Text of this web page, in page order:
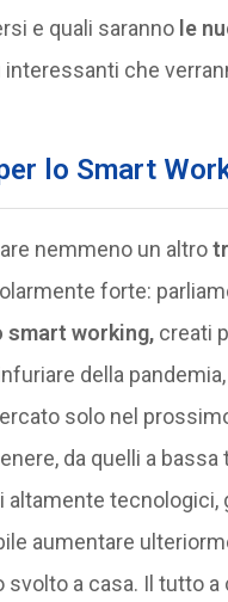
e quali saranno le
che
lo Smart
nemmeno un altro
forte:
smart working,creati
della
solo nel
da quelli a bassa
altamente tecnologici,
aumentare
svolto a casa. Il tutto a